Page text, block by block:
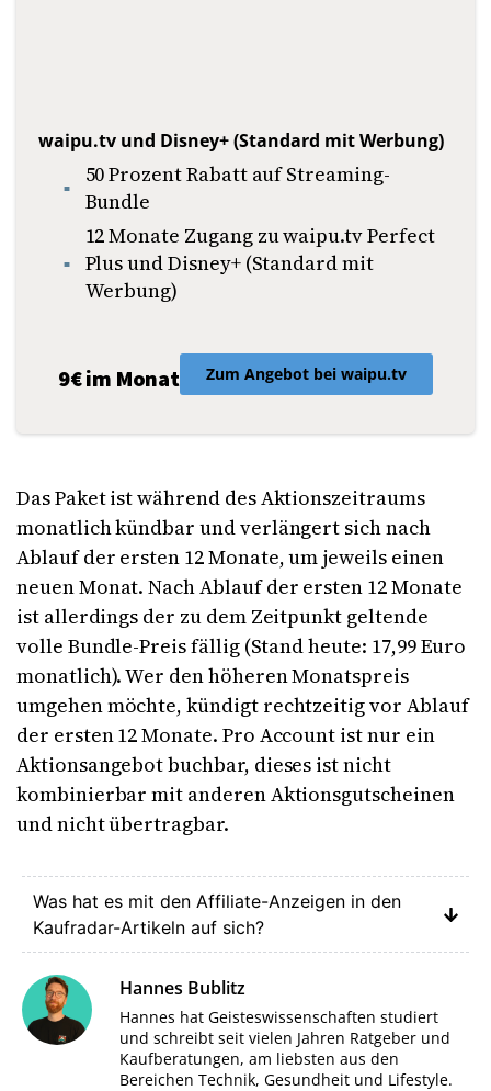
waipu.tv und Disney+ (Standard mit Werbung)
50 Prozent Rabatt auf Streaming-
Bundle
12 Monate Zugang zu waipu.tv Perfect
Plus und Disney+ (Standard mit
Werbung)
9€ im Monat Zum Angebot bei waipu.tv
Das Paket ist während des Aktionszeitraums
monatlich kündbar und verlängert sich nach
Ablauf der ersten 12 Monate, um jeweils einen
neuen Monat. Nach Ablauf der ersten 12 Monate
ist allerdings der zu dem Zeitpunkt geltende
volle Bundle-Preis fällig (Stand heute: 17,99 Euro
monatlich). Wer den höheren Monatspreis
umgehen möchte, kündigt rechtzeitig vor Ablauf
der ersten 12 Monate. Pro Account ist nur ein
Aktionsangebot buchbar, dieses ist nicht
kombinierbar mit anderen Aktionsgutscheinen
und nicht übertragbar.
Was hat es mit den Affiliate-Anzeigen in den
Kaufradar-Artikeln auf sich?
Hannes Bublitz
Hannes hat Geisteswissenschaften studiert
und schreibt seit vielen Jahren Ratgeber und
Kaufberatungen, am liebsten aus den
Bereichen Technik, Gesundheit und Lifestyle.